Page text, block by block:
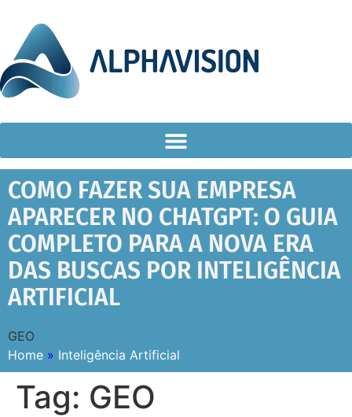
COMO FAZER SUA EMPRESA
APARECER NO CHATGPT: O GUIA
COMPLETO PARA A NOVA ERA
DAS BUSCAS POR INTELIGÊNCIA
ARTIFICIAL
GEO
Home » Inteligência Artificial
Tag: GEO